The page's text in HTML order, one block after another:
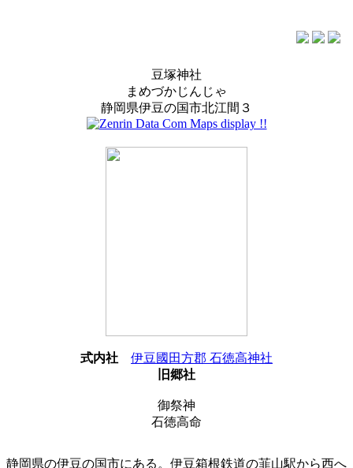
豆塚神社
まめづかじんじゃ
静岡県伊豆の国市北江間３
式内社
伊豆國田方郡 石徳高神社
旧郷社
御祭神
石徳高命
静岡県の伊豆の国市にある。伊豆箱根鉄道の韮山駅から西へ